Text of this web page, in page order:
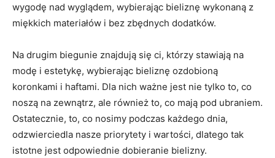
wygodę nad wyglądem, wybierając bieliznę‍ wykonaną z
⁣miękkich materiałów i bez zbędnych dodatków.
Na drugim biegunie znajdują się ci, ⁣którzy ​stawiają na⁢
modę i estetykę, wybierając bieliznę ozdobioną
koronkami ​i haftami. Dla nich ⁤ważne jest nie⁣ tylko⁤ to, co
noszą na zewnątrz, ale również to, co mają pod ubraniem.‍
Ostatecznie, to, co nosimy podczas każdego dnia,
odzwierciedla nasze priorytety i ⁤wartości, dlatego ‌tak⁣
istotne jest ⁤odpowiednie dobieranie bielizny.